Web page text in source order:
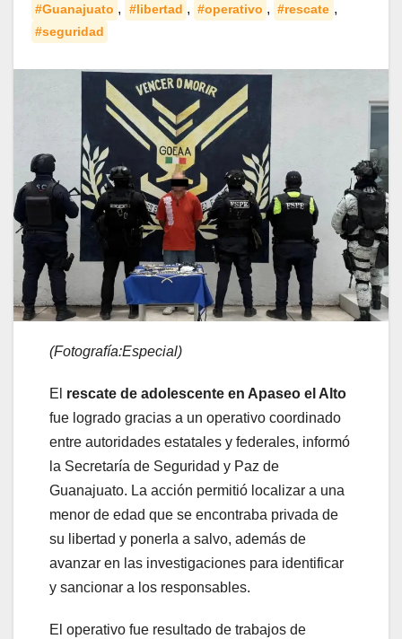
#Guanajuato , #libertad , #operativo , #rescate ,
#seguridad
(Fotografía:Especial)
El rescate de adolescente en Apaseo el Alto
fue logrado gracias a un operativo coordinado
entre autoridades estatales y federales, informó
la Secretaría de Seguridad y Paz de
Guanajuato. La acción permitió localizar a una
menor de edad que se encontraba privada de
su libertad y ponerla a salvo, además de
avanzar en las investigaciones para identificar
y sancionar a los responsables.
El operativo fue resultado de trabajos de